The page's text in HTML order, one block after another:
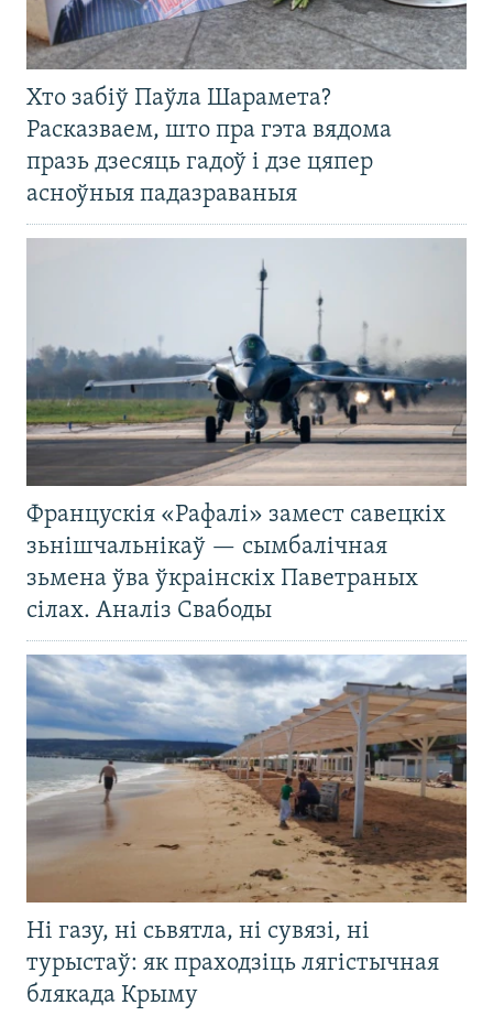
Хто забіў Паўла Шарамета?
Расказваем, што пра гэта вядома
празь дзесяць гадоў і дзе цяпер
асноўныя падазраваныя
Францускія «Рафалі» замест савецкіх
зьнішчальнікаў — сымбалічная
зьмена ўва ўкраінскіх Паветраных
сілах. Аналіз Свабоды
Ні газу, ні сьвятла, ні сувязі, ні
турыстаў: як праходзіць лягістычная
блякада Крыму